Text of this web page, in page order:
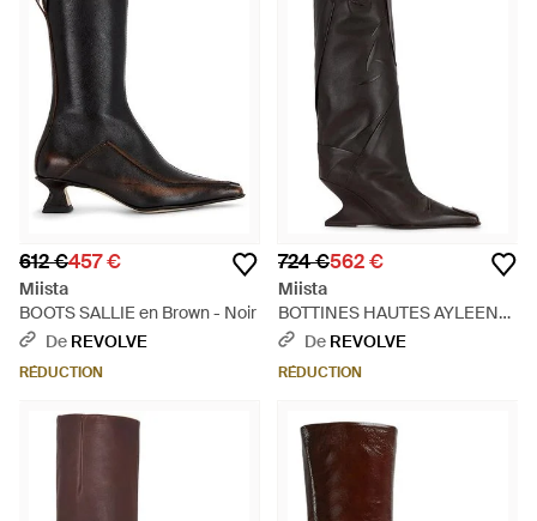
612 €457 €
Miista
BOOTS SALLIE en Brown - Noir
De REVOLVE
RÉDUCTION
724 €562 €
Miista
BOTTINES HAUTES AYLEEN
en Brown - Noir
De REVOLVE
RÉDUCTION